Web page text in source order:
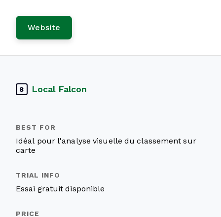
Website
8 Local Falcon
Idéal pour l'analyse visuelle du classement sur
carte
Essai gratuit disponible